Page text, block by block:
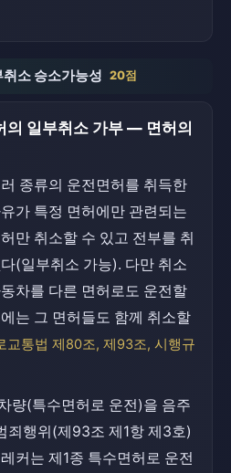
소 승소가능성 20점
의 일부취소 가부 — 면허의
종류의 운전면허를 취득한
가 특정 면허에만 관련되는
만 취소할 수 있고 전부를 취
(일부취소 가능). 다만 취소
차를 다른 면허로도 운전할
는 그 면허들도 함께 취소할
교통법 제80조, 제93조, 시행규
량(특수면허로 운전)을 음주
죄행위(제93조 제1항 제3호)
커는 제1종 특수면허로 운전